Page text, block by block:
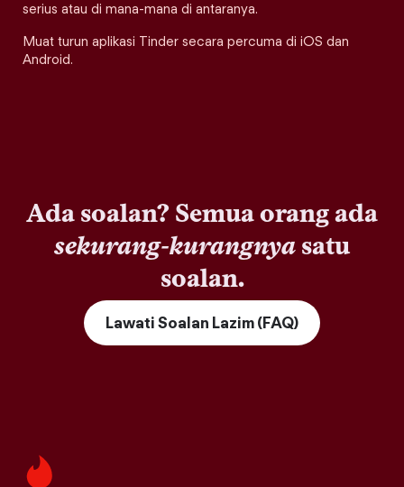
serius atau di mana-mana di antaranya.
Muat turun aplikasi Tinder secara percuma di iOS dan
Android.
Ada soalan? Semua orang ada
sekurang-kurangnya satu
soalan.
Lawati Soalan Lazim (FAQ)